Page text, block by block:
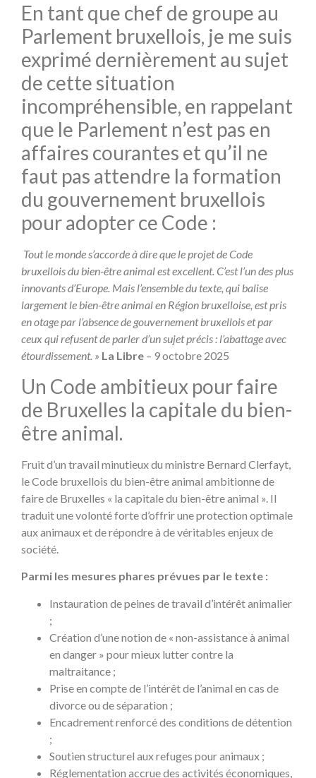
En tant que chef de groupe au
Parlement bruxellois, je me suis
exprimé dernièrement au sujet
de cette situation
incompréhensible, en rappelant
que le Parlement n’est pas en
affaires courantes et qu’il ne
faut pas attendre la formation
du gouvernement bruxellois
pour adopter ce Code :
Tout le monde s’accorde à dire que le projet de Code
bruxellois du bien-être animal est excellent. C’est l’un des plus
innovants d’Europe. Mais l’ensemble du texte, qui balise
largement le bien-être animal en Région bruxelloise, est pris
en otage par l’absence de gouvernement bruxellois et par
ceux qui refusent de parler d’un sujet précis : l’abattage avec
étourdissement. » La Libre – 9 octobre 2025
Un Code ambitieux pour faire
de Bruxelles la capitale du bien-
être animal.
Fruit d’un travail minutieux du ministre Bernard Clerfayt,
le Code bruxellois du bien-être animal ambitionne de
faire de Bruxelles « la capitale du bien-être animal ». Il
traduit une volonté forte d’offrir une protection optimale
aux animaux et de répondre à de véritables enjeux de
société.
Parmi les mesures phares prévues par le texte :
Instauration de peines de travail d’intérêt animalier
;
Création d’une notion de « non-assistance à animal
en danger » pour mieux lutter contre la
maltraitance ;
Prise en compte de l’intérêt de l’animal en cas de
divorce ou de séparation ;
Encadrement renforcé des conditions de détention
;
Soutien structurel aux refuges pour animaux ;
Réglementation accrue des activités économiques,